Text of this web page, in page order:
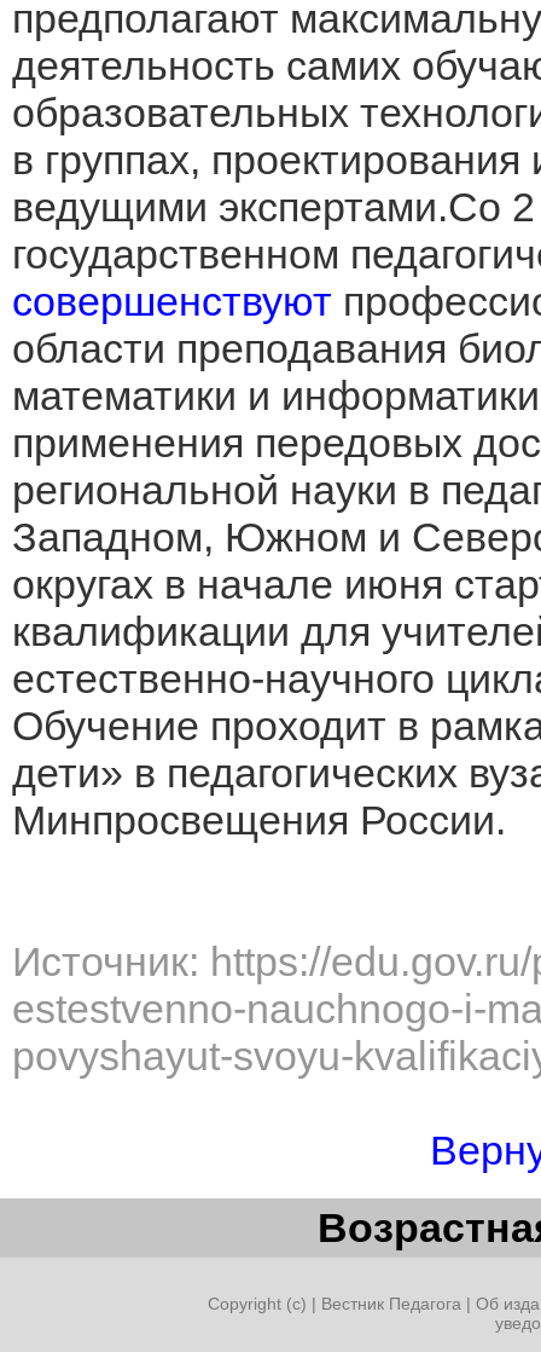
предполагают
деятельность самих
образовательных
в группах,
ведущими экспертами.Со
государственном
совершенствуют
области преподавания
математики и
применения передовых
региональной науки в
Западном, Южном и
округах в начале июня
квалификации для
естественно-научного
Обучение проходит в
дети» в педагогических
Минпросвещения России.
Источник: https://
estestvenno-nauchnogo-i-
povyshayut-svoyu-
Copyright (c) | Вестник Педагога | Об